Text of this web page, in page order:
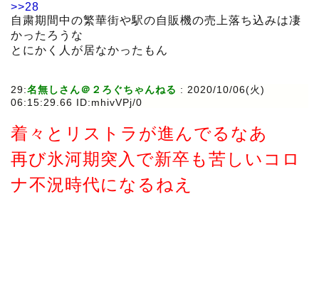
>>28
自粛期間中の繁華街や駅の自販機の売上落ち込みは凄
かったろうな
とにかく人が居なかったもん
29:名無しさん＠２ろぐちゃんねる : 2020/10/06(火)
06:15:29.66 ID:mhivVPj/0
着々とリストラが進んでるなあ
再び氷河期突入で新卒も苦しいコロ
ナ不況時代になるねえ